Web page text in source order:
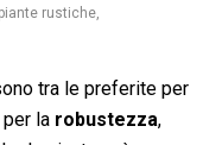
rustiche,
tra le preferite per
la robustezza,